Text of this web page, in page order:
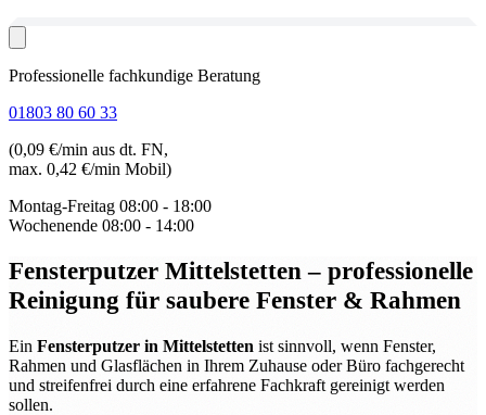
Professionelle fachkundige Beratung
01803 80 60 33
(0,09 €/min aus dt. FN,
max. 0,42 €/min Mobil)
Montag-Freitag 08:00 - 18:00
Wochenende 08:00 - 14:00
Fensterputzer Mittelstetten– professionelle
Reinigung für saubere Fenster & Rahmen
Ein Fensterputzer in Mittelstetten ist sinnvoll, wenn Fenster,
Rahmen und Glasflächen in Ihrem Zuhause oder Büro fachgerecht
und streifenfrei durch eine erfahrene Fachkraft gereinigt werden
sollen.